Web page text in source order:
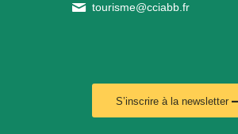
tourisme@cciabb.fr
S’inscrire à la newsletter